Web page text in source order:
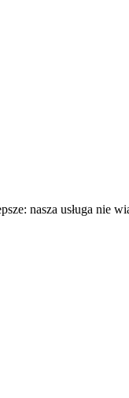
nasza usługa nie